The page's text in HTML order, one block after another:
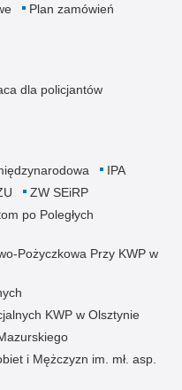
Plan zamówień
dla policjantów
IPA
ZW SEiRP
po Poległych
Pożyczkowa Przy KWP w
KWP w Olsztynie
i Mężczyzn im. mł. asp.